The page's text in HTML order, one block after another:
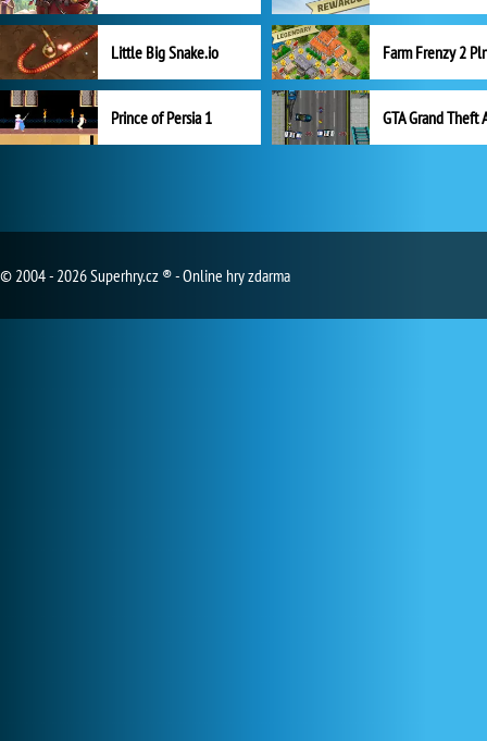
Little Big Snake.io
Prince of Persia 1 GTA Grand Theft
© 2004 - 2026 Superhry.cz ® - Online hry zdarma